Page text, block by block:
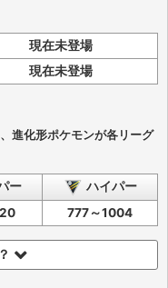
現在未登場
現在未登場
進化形ポケモンが各リーグ
ー
ハイパー
777～1004